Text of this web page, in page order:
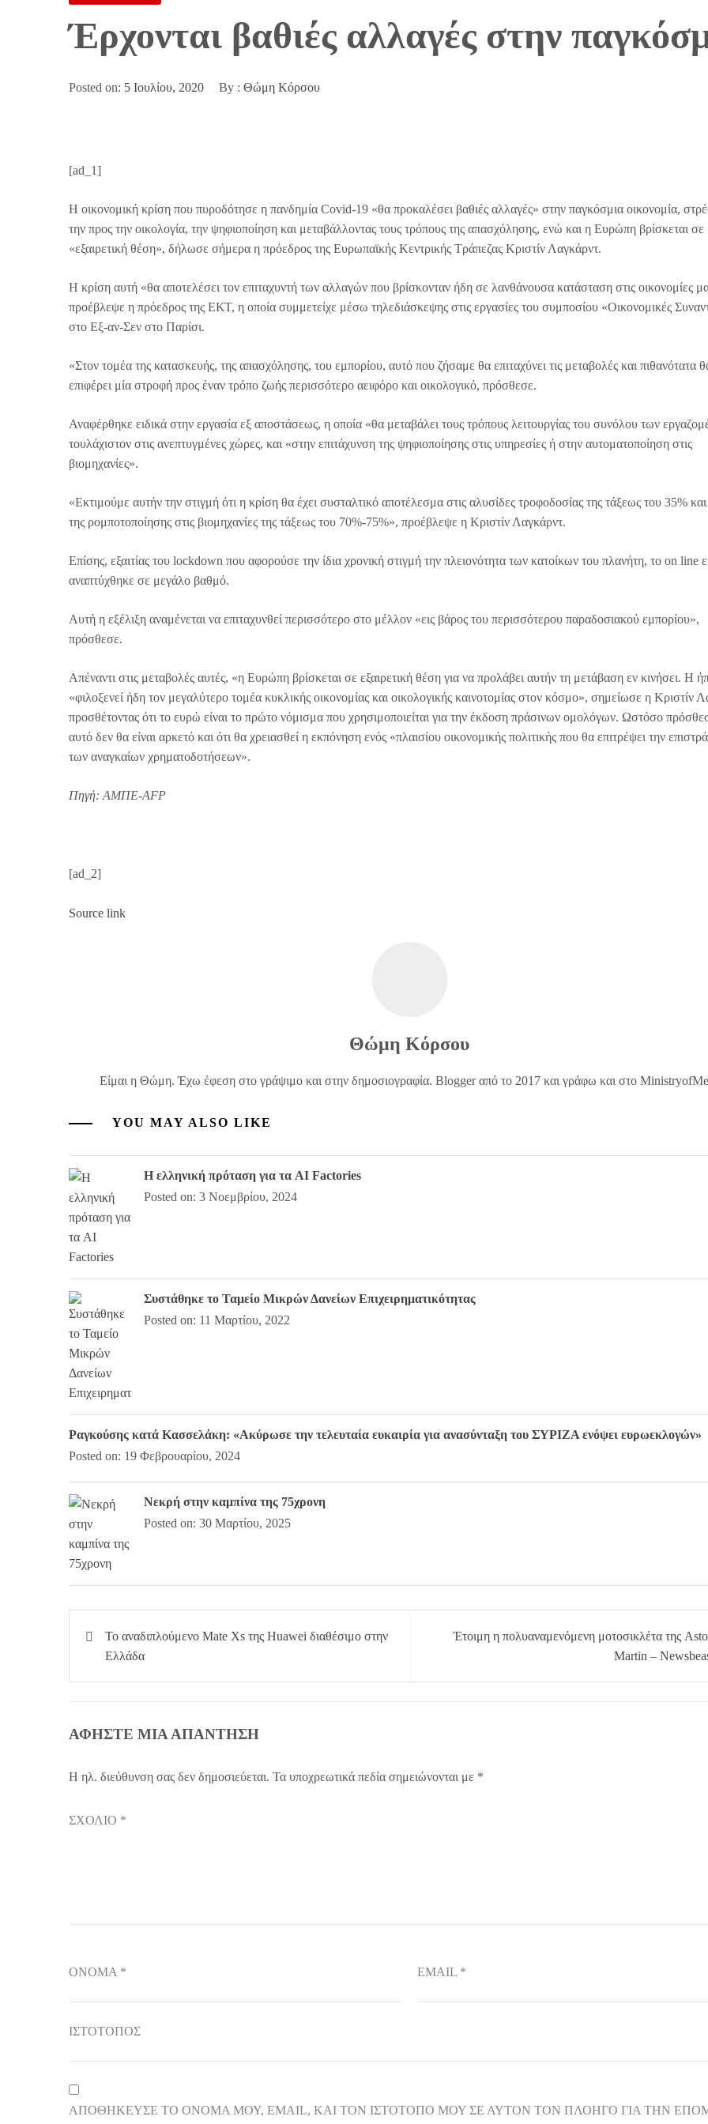
Έρχονται βαθιές αλλαγές στην
Posted on: 5 Ιουλίου, 2020 By : Θώμη Κόρσου
[ad_1]
Η οικονομική κρίση που πυροδότησε η πανδημία Covid-19 «θα προκαλέσει βαθιές αλλαγές» στην παγκόσμια οικονομία,
την προς την οικολογία, την ψηφιοποίηση και μεταβάλλοντας τους τρόπους της απασχόλησης, ενώ και η Ευρώπη βρίσκεται σε
«εξαιρετική θέση», δήλωσε σήμερα η πρόεδρος της Ευρωπαϊκής Κεντρικής Τράπεζας Κριστίν Λαγκάρντ.
Η κρίση αυτή «θα αποτελέσει τον επιταχυντή των αλλαγών που βρίσκονταν ήδη σε λανθάνουσα κατάσταση στις οικονομίες
προέβλεψε η πρόεδρος της ΕΚΤ, η οποία συμμετείχε μέσω τηλεδιάσκεψης στις εργασίες του συμποσίου «Οικονομικές
στο Εξ-αν-Σεν στο Παρίσι.
«Στον τομέα της κατασκευής, της απασχόλησης, του εμπορίου, αυτό που ζήσαμε θα επιταχύνει τις μεταβολές και πιθανότατα
επιφέρει μία στροφή προς έναν τρόπο ζωής περισσότερο αειφόρο και οικολογικό, πρόσθεσε.
Αναφέρθηκε ειδικά στην εργασία εξ αποστάσεως, η οποία «θα μεταβάλει τους τρόπους λειτουργίας του συνόλου των
τουλάχιστον στις ανεπτυγμένες χώρες, και «στην επιτάχυνση της ψηφιοποίησης στις υπηρεσίες ή στην αυτοματοποίηση στις
βιομηχανίες».
«Εκτιμούμε αυτήν την στιγμή ότι η κρίση θα έχει συσταλτικό αποτέλεσμα στις αλυσίδες τροφοδοσίας της τάξεως του 35%
της ρομποτοποίησης στις βιομηχανίες της τάξεως του 70%-75%», προέβλεψε η Κριστίν Λαγκάρντ.
Επίσης, εξαιτίας του lockdown που αφορούσε την ίδια χρονική στιγμή την πλειονότητα των κατοίκων του πλανήτη, το on line
αναπτύχθηκε σε μεγάλο βαθμό.
Αυτή η εξέλιξη αναμένεται να επιταχυνθεί περισσότερο στο μέλλον «εις βάρος του περισσότερου παραδοσιακού εμπορίου»,
πρόσθεσε.
Απέναντι στις μεταβολές αυτές, «η Ευρώπη βρίσκεται σε εξαιρετική θέση για να προλάβει αυτήν τη μετάβαση εν κινήσει. Η
«φιλοξενεί ήδη τον μεγαλύτερο τομέα κυκλικής οικονομίας και οικολογικής καινοτομίας στον κόσμο», σημείωσε η Κριστίν
προσθέτοντας ότι το ευρώ είναι το πρώτο νόμισμα που χρησιμοποιείται για την έκδοση πράσινων ομολόγων. Ωστόσο
αυτό δεν θα είναι αρκετό και ότι θα χρειασθεί η εκπόνηση ενός «πλαισίου οικονομικής πολιτικής που θα επιτρέψει την
των αναγκαίων χρηματοδοτήσεων».
Πηγή: ΑΜΠΕ-AFP
[ad_2]
Source link
Θώμη Κόρσου
Είμαι η Θώμη. Έχω έφεση στο γράψιμο και στην δημοσιογραφία. Blogger από το 2017 και γράφω και στο
YOU MAY ALSO LIKE
Η ελληνική πρόταση για τα AI Factories
Posted on: 3 Νοεμβρίου, 2024
Συστάθηκε το Ταμείο Μικρών Δανείων Επιχειρηματικότητας
Posted on: 11 Μαρτίου, 2022
Ραγκούσης κατά Κασσελάκη: «Ακύρωσε την τελευταία ευκαιρία για ανασύνταξη του ΣΥΡΙΖΑ ενόψει ευρωεκλογών»
Posted on: 19 Φεβρουαρίου, 2024
Νεκρή στην καμπίνα της 75χρονη
Posted on: 30 Μαρτίου, 2025
Πλοήγηση
άρθρων
Το αναδιπλούμενο Mate Xs της Huawei διαθέσιμο στην
Ελλάδα
Έτοιμη η πολυαναμενόμενη μοτοσικλέτα της
Martin –
ΑΦΉΣΤΕ ΜΙΑ ΑΠΆΝΤΗΣΗ
Η ηλ. διεύθυνση σας δεν δημοσιεύεται. Τα υποχρεωτικά πεδία σημειώνονται με *
ΣΧΌΛΙΟ *
ΌΝΟΜΑ * EMAIL *
ΙΣΤΌΤΟΠΟΣ
ΑΠΟΘΉΚΕΥΣΕ ΤΟ ΌΝΟΜΆ ΜΟΥ, EMAIL, ΚΑΙ ΤΟΝ ΙΣΤΌΤΟΠΟ ΜΟΥ ΣΕ ΑΥΤΌΝ ΤΟΝ ΠΛΟΗΓΌ ΓΙΑ ΤΗΝ